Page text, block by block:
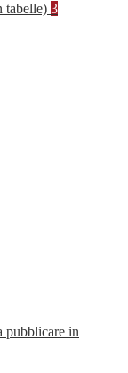
tabelle) 3
pubblicare in